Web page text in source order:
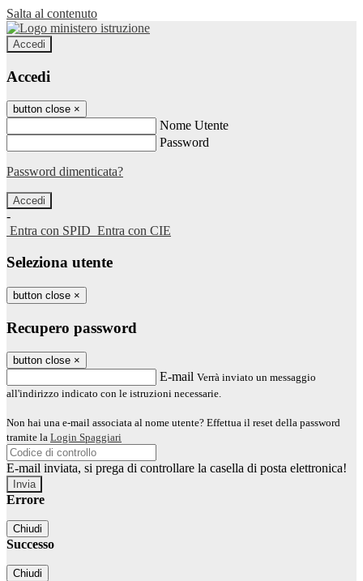
Salta al contenuto
Accedi
Accedi
button close ×
Nome Utente
Password
Password dimenticata?
-
Entra con SPID Entra con CIE
Seleziona utente
button close ×
Recupero password
button close ×
E-mail Verrà inviato un messaggio
all'indirizzo indicato con le istruzioni necessarie.
Non hai una e-mail associata al nome utente? Effettua il reset della password
tramite la Login Spaggiari
E-mail inviata, si prega di controllare la casella di posta elettronica!
Errore
Chiudi
Successo
Chiudi